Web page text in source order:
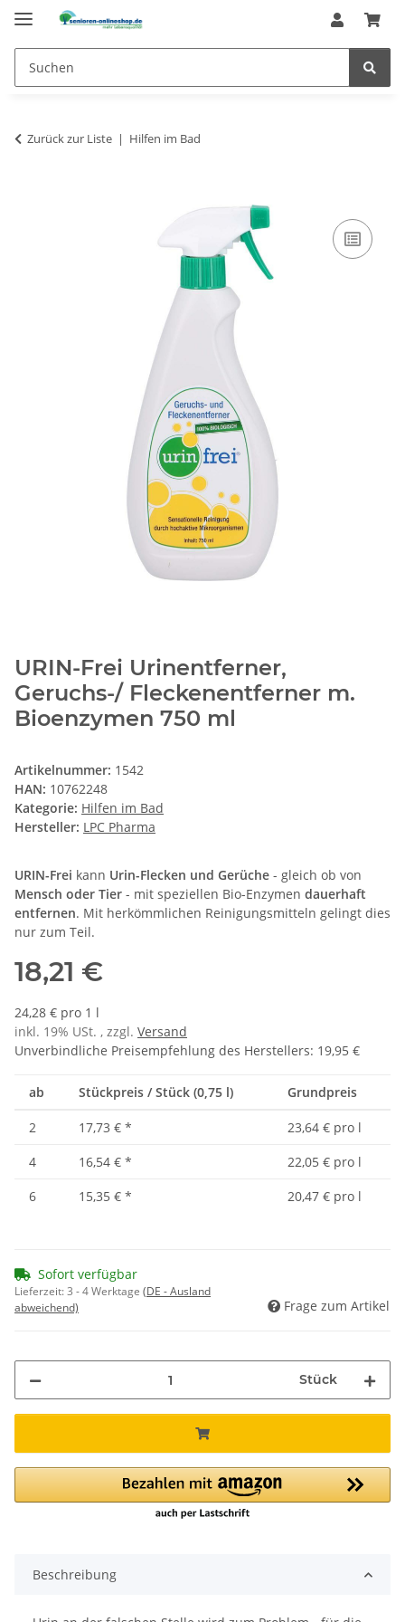
Zurück zur Liste Hilfen im Bad
URIN-Frei Urinentferner,
Geruchs-/ Fleckenentferner m.
Bioenzymen 750 ml
Artikelnummer: 1542
HAN: 10762248
Kategorie: Hilfen im Bad
Hersteller: LPC Pharma
URIN-Frei kann Urin-Flecken und Gerüche - gleich ob von
Mensch oder Tier - mit speziellen Bio-Enzymen dauerhaft
entfernen. Mit herkömmlichen Reinigungsmitteln gelingt dies
nur zum Teil.
18,21 €
24,28 € pro 1 l
inkl. 19% USt. , zzgl. Versand
Unverbindliche Preisempfehlung des Herstellers: 19,95 €
ab Stückpreis / Stück (0,75 l) Grundpreis
2 17,73 € *
23,64 € pro l
4
16,54 € *
22,05 € pro l
6
15,35 € * 20,47 € pro l
Sofort verfügbar
Lieferzeit:3 - 4 Werktage (DE - Ausland
abweichend)
Frage zum Artikel
Stück
Beschreibung